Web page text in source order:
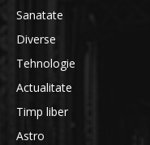
Sanatate
Diverse
Tehnologie
Actualitate
Timp liber
Astro